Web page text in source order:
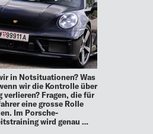
in Notsituationen? Was
wir die Kontrolle über
verlieren? Fragen, die für
eine grosse Rolle
Im Porsche-
wird genau …